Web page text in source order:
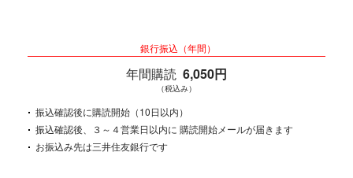
銀行振込（年間）
年間購読 6,050円
（税込み）
振込確認後に購読開始（10日以内）
振込確認後、３～４営業日以内に 購読開始メールが届きます
お振込み先は三井住友銀行です